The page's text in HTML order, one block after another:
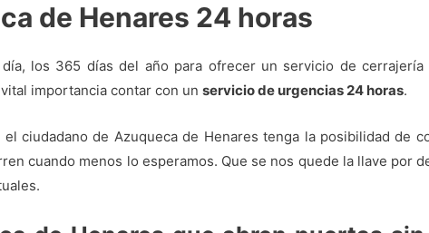
de Henares 24 horas
los 365 días del año para ofrecer un servicio de cerrajería
importancia contar con unservicio de urgencias 24 horas.
ciudadano de Azuqueca de Henares tenga la posibilidad de
cuando menos lo esperamos. Que se nos quede la llave por